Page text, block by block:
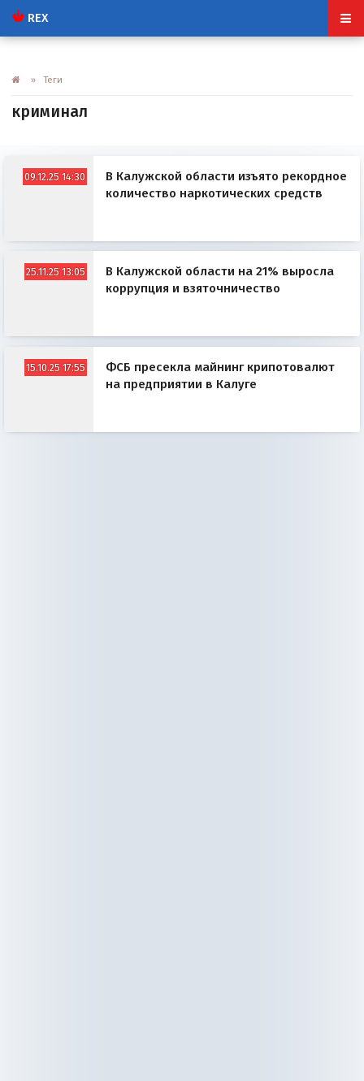
REX
» Теги
криминал
09.12.25 14:30
В Калужской области изъято рекордное
количество наркотических средств
25.11.25 13:05
В Калужской области на 21% выросла
коррупция и взяточничество
15.10.25 17:55
ФСБ пресекла майнинг крипотовалют
на предприятии в Калуге